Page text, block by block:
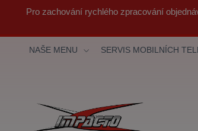
Pro zachování rychlého zpracování
NAŠE MENU SERVIS MOBILNÍCH